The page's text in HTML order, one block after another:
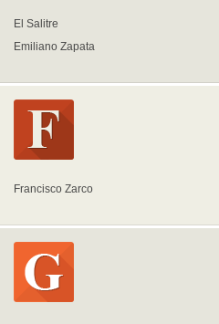
El Salitre
Emiliano Zapata
Francisco Zarco